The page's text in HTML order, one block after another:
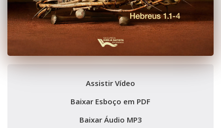
Assistir Vídeo
Baixar Esboço em PDF
Baixar Áudio MP3